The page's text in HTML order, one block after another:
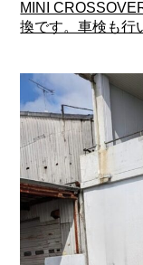
MINI
換です。車検も行